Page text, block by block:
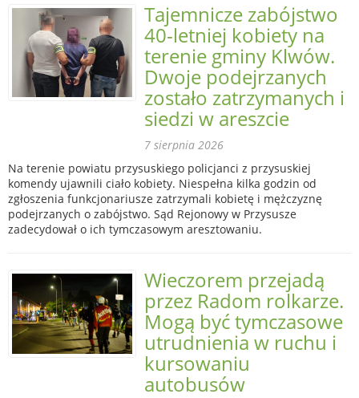
Tajemnicze zabójstwo
40-letniej kobiety na
terenie gminy Klwów.
Dwoje podejrzanych
zostało zatrzymanych i
siedzi w areszcie
7 sierpnia 2026
Na terenie powiatu przysuskiego policjanci z przysuskiej
komendy ujawnili ciało kobiety. Niespełna kilka godzin od
zgłoszenia funkcjonariusze zatrzymali kobietę i mężczyznę
podejrzanych o zabójstwo. Sąd Rejonowy w Przysusze
zadecydował o ich tymczasowym aresztowaniu.
Wieczorem przejadą
przez Radom rolkarze.
Mogą być tymczasowe
utrudnienia w ruchu i
kursowaniu
autobusów